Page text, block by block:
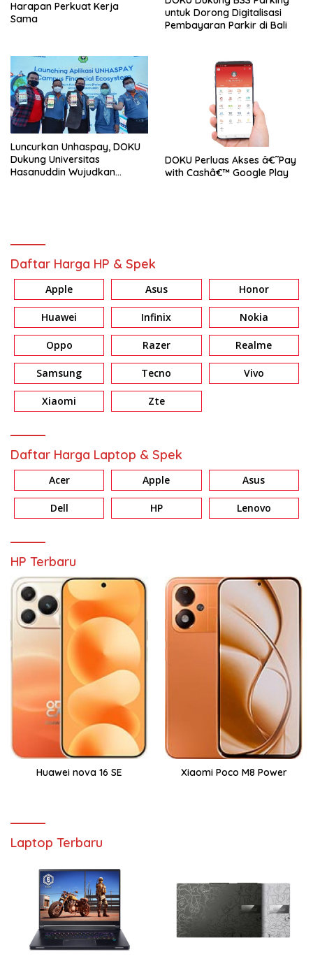
Harapan Perkuat Kerja
Sama
untuk Dorong Digitalisasi
Pembayaran Parkir di Bali
Luncurkan Unhaspay, DOKU
Dukung Universitas
Hasanuddin Wujudkan
DOKU Perluas Akses â€˜Pay
with Cashâ€™ Google Play
Daftar Harga HP & Spek
Apple Asus Honor
Huawei Infinix Nokia
Oppo Razer Realme
Samsung Tecno Vivo
Xiaomi Zte
Daftar Harga Laptop & Spek
Acer Apple Asus
Dell HP Lenovo
HP Terbaru
Huawei nova 16 SE Xiaomi Poco M8 Power
Laptop Terbaru